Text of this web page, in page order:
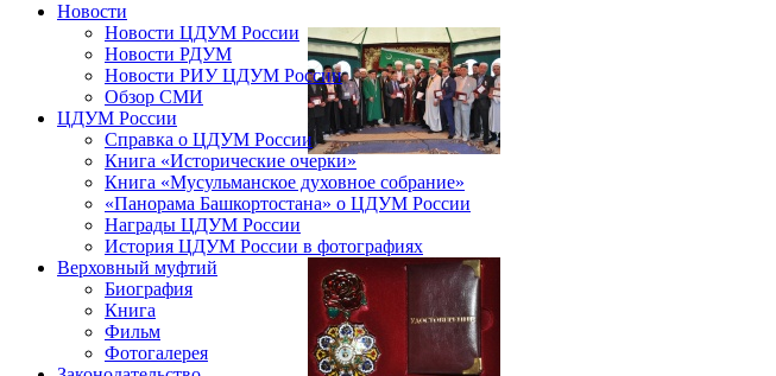
Новости
Новости ЦДУМ России
Новости РДУМ
Новости РИУ ЦДУМ России
Обзор СМИ
ЦДУМ России
Справка о ЦДУМ России
Книга «Исторические очерки»
Книга «Мусульманское духовное собрание»
«Панорама Башкортостана» о ЦДУМ России
Награды ЦДУМ России
История ЦДУМ России в фотографиях
Верховный муфтий
Биография
Книга
Фильм
Фотогалерея